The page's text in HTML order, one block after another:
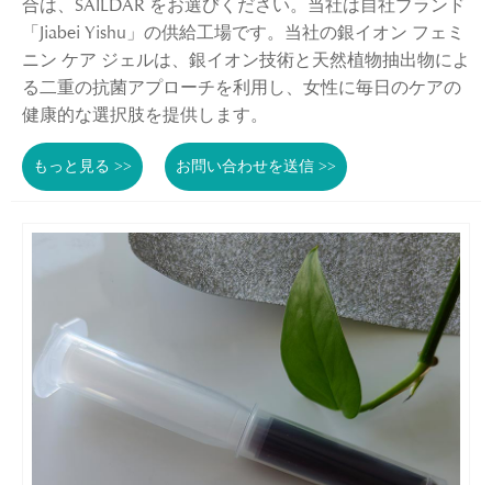
合は、SAILDAR をお選びください。当社は自社ブランド
「Jiabei Yishu」の供給工場です。当社の銀イオン フェミ
ニン ケア ジェルは、銀イオン技術と天然植物抽出物によ
る二重の抗菌アプローチを利用し、女性に毎日のケアの
健康的な選択肢を提供します。
もっと見る >> お問い合わせを送信 >>